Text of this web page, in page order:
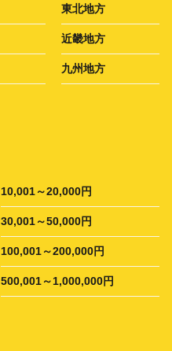
東北地方
近畿地方
九州地方
10,001～20,000円
30,001～50,000円
100,001～200,000円
500,001～1,000,000円